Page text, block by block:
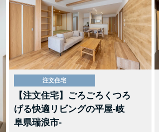
注文住宅
【注文住宅】ごろごろくつろ
げる快適リビングの平屋-岐
阜県瑞浪市-